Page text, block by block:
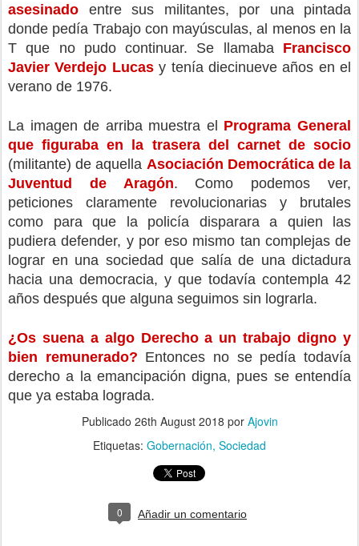
asesinado entre sus militantes, por una pintada
donde pedía Trabajo con mayúsculas, al menos en la
T que no pudo continuar. Se llamaba Francisco
Javier Verdejo Lucas y tenía diecinueve años en el
verano de 1976.
La imagen de arriba muestra el Programa General
que figuraba en la trasera del carnet de socio
(militante) de aquella Asociación Democrática de la
Juventud de Aragón. Como podemos ver,
peticiones claramente revolucionarias y brutales
como para que la policía disparara a quien las
pudiera defender, y por eso mismo tan complejas de
lograr en una sociedad que salía de una dictadura
hacia una democracia, y que todavía contempla 42
años después que alguna seguimos sin lograrla.
¿Os suena a algo Derecho a un trabajo digno y
bien remunerado? Entonces no se pedía todavía
derecho a la emancipación digna, pues se entendía
que ya estaba lograda.
Publicado 26th August 2018 por Ajovin
Etiquetas: Gobernación Sociedad
0 Añadir un comentario